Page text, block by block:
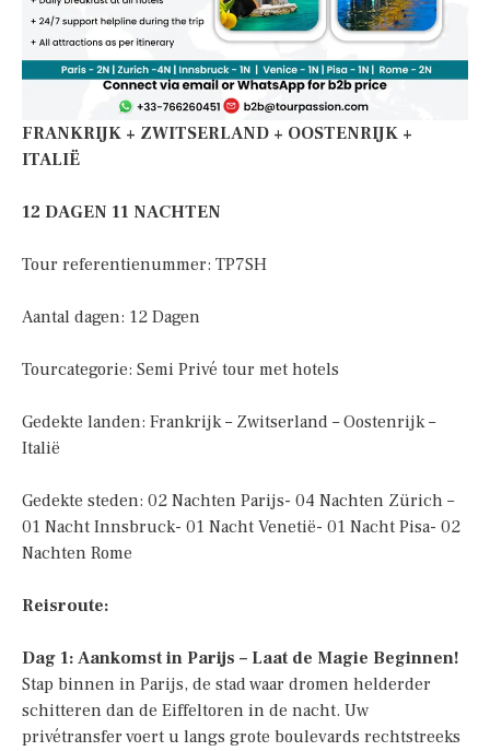
FRANKRIJK + ZWITSERLAND + OOSTENRIJK +
ITALIË
12 DAGEN 11 NACHTEN
Tour referentienummer: TP7SH
Aantal dagen: 12 Dagen
Tourcategorie: Semi Privé tour met hotels
Gedekte landen: Frankrijk – Zwitserland – Oostenrijk –
Italië
Gedekte steden: 02 Nachten Parijs- 04 Nachten Zürich –
01 Nacht Innsbruck- 01 Nacht Venetië- 01 Nacht Pisa- 02
Nachten Rome
Reisroute:
Dag 1: Aankomst in Parijs – Laat de Magie Beginnen!
Stap binnen in Parijs, de stad waar dromen helderder
schitteren dan de Eiffeltoren in de nacht. Uw
privétransfer voert u langs grote boulevards rechtstreeks